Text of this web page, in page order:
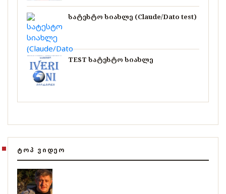
სატესტო სიახლე (Claude/Dato test)
TEST სატესტო სიახლე
ᲢᲝᲞ ᲕᲘᲓᲔᲝ